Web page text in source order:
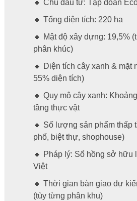
🔸 Chủ đầu tư: Tập đoàn
🔸 Tổng diện tích: 220 ha
🔸 Mật độ xây dựng: 19,5%
phân khúc)
🔸 Diện tích cây xanh & mặt
55% diện tích)
🔸 Quy mô cây xanh:
tầng thực vật
🔸 Số lượng sản phẩm thấp
phố, biệt thự, shophouse)
🔸 Pháp lý: Sổ hồng sở hữu
Việt
🔸 Thời gian bàn giao dự
(tùy từng phân khu)